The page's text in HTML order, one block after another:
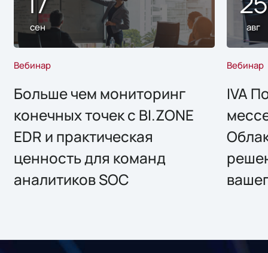
сен
Вебинар
Больше чем мониторинг
конечных точек с BI.ZONE
EDR и практическая
ценность для команд
аналитиков SOC
авг
Вебинар
IVA